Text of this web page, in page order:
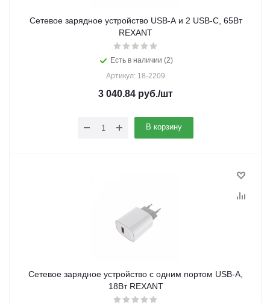
Сетевое зарядное устройство USB-A и 2 USB-C, 65Вт
REXANT
Есть в наличии (2)
Артикул: 18-2209
3 040.84 руб./шт
В корзину
Сетевое зарядное устройство с одним портом USB-A,
18Вт REXANT